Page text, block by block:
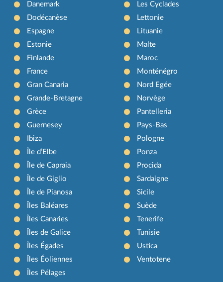
Danemark
Dodécanèse
Espagne
Estonie
Finlande
France
Gran Canaria
Grande-Bretagne
Grèce
Guernesey
Ibiza
Île d’Elbe
Île de Capraia
Île de Giglio
Île de Pianosa
Îles Baléares
Îles Canaries
Îles de Galice
Îles Égades
Îles Éoliennes
Îles Pélages
Les Cyclades
Lettonie
Lituanie
Malte
Maroc
Monténégro
Nord Egée
Norvège
Pantelleria
Pays-Bas
Pologne
Ponza
Procida
Sardaigne
Sicile
Suède
Tenerife
Tunisie
Ustica
Ventotene